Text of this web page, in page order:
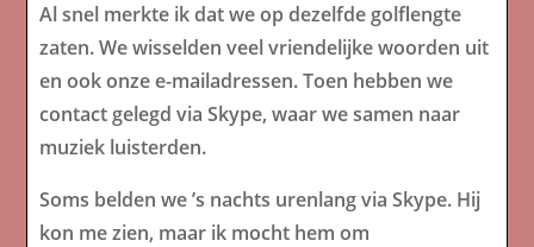
Al snel merkte ik dat we op dezelfde golflengte
zaten. We wisselden veel vriendelijke woorden uit
en ook onze e-mailadressen. Toen hebben we
contact gelegd via Skype, waar we samen naar
muziek luisterden.
Soms belden we ’s nachts urenlang via Skype. Hij
kon me zien, maar ik mocht hem om